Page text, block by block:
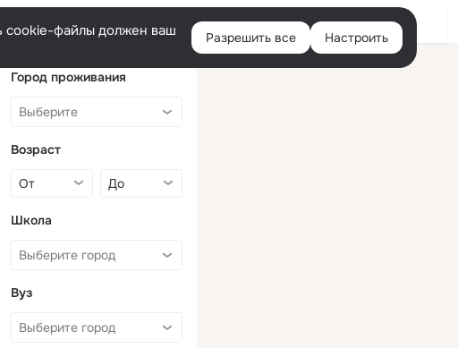
Войти
cookie-файлы должен ваш
Разрешить все Настроить
Город проживания
Возраст
Школа
Вуз